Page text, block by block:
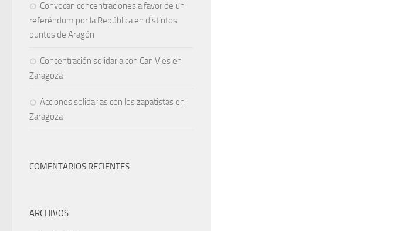
Convocan concentraciones a favor de un
referéndum por la República en distintos
puntos de Aragón
Concentración solidaria con Can Vies en
Zaragoza
Acciones solidarias con los zapatistas en
Zaragoza
COMENTARIOS RECIENTES
ARCHIVOS